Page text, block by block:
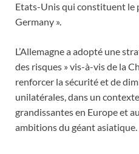
Etats-Unis qui constituent le
Germany ».
L’Allemagne a adopté une
des risques » vis-à-vis de la
renforcer la sécurité et de
unilatérales, dans un
grandissantes en Europe et
ambitions du géant asiatique.